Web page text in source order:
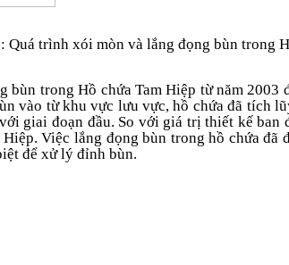
Quá trình xói mòn và lắng đọng bùn trong
trong Hồ chứa Tam Hiệp từ năm
vào từ khu vực lưu vực, hồ chứa đã tích
giai đoạn đầu. So với giá trị thiết kế
Việc lắng đọng bùn trong hồ chứa
để xử lý đỉnh bùn.